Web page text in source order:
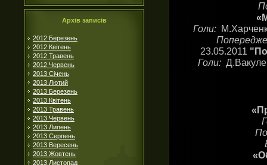
Архів записів
2012 Березень
2012 Квітень
2012 Травень
2012 Червень
2013 Січень
2013 Лютий
2013 Березень
2013 Квітень
2013 Травень
2013 Червень
2013 Липень
2013 Серпень
2013 Вересень
2013 Жовтень
2013 Листопад
Голи:
23.05.2011
Голи: